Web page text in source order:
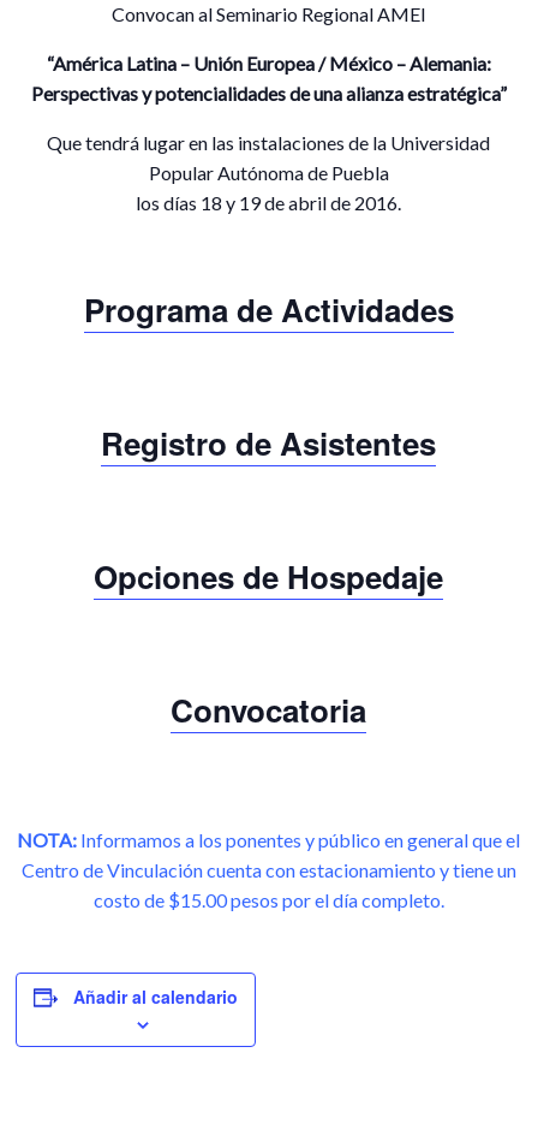
Convocan al Seminario Regional AMEI
“América Latina – Unión Europea / México – Alemania:
Perspectivas y potencialidades de una alianza estratégica”
Que tendrá lugar en las instalaciones de la Universidad
Popular Autónoma de Puebla
los días 18 y 19 de abril de 2016.
Programa de Actividades
Registro de Asistentes
Opciones de Hospedaje
Convocatoria
NOTA: Informamos a los ponentes y público en general que el
Centro de Vinculación cuenta con estacionamiento y tiene un
costo de $15.00 pesos por el día completo.
Añadir al calendario